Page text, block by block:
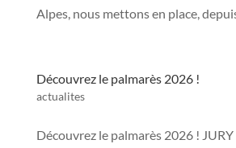
Alpes, nous mettons en place,
Découvrez le palmarès 2026 !
actualites
Découvrez le palmarès 2026 ! JURY